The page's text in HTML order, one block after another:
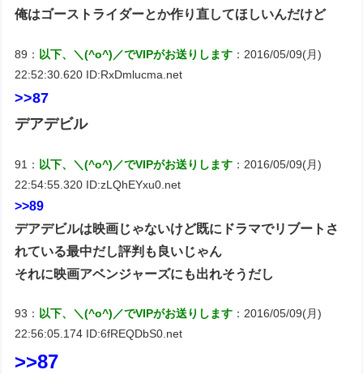
俺はゴーストライダーとか作り直してほしいんだけど
89： 以下、＼(^o^)／でVIPがお送りします ：2016/05/09(月)
22:52:30.620 ID:RxDmlucma.net
>>87
デアデビル
91： 以下、＼(^o^)／でVIPがお送りします ：2016/05/09(月)
22:54:55.320 ID:zLQhEYxu0.net
>>89
デアデビルは映画じゃないけど既にドラマでリブートさ
れている最中だし評判も良いじゃん
それに映画アベンジャーズにも出れそうだし
93： 以下、＼(^o^)／でVIPがお送りします ：2016/05/09(月)
22:56:05.174 ID:6fREQDbS0.net
>>87